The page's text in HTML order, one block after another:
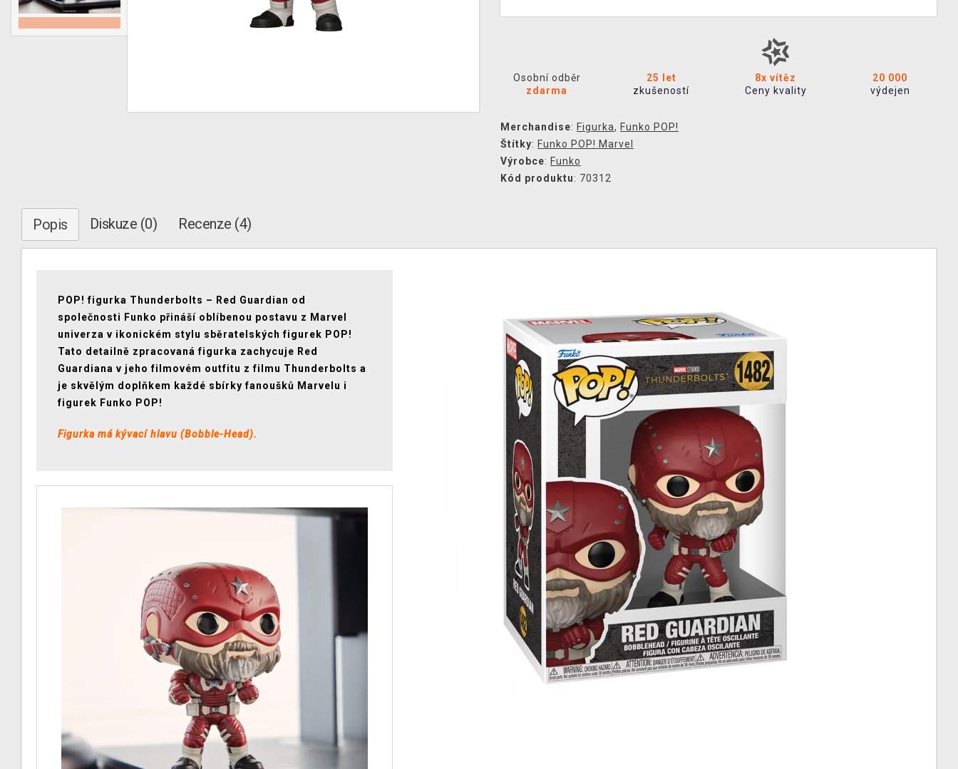
Osobní odběr
zdarma
25 let
zkušeností
8x vítěz
Ceny kvality
20 000
výdejen
Merchandise: Figurka, Funko POP!
Štítky: Funko POP! Marvel
Výrobce: Funko
Kód produktu: 70312
Popis Diskuze (0) Recenze (4)
POP! figurka Thunderbolts – Red Guardian od
společnosti Funko přináší oblíbenou postavu z Marvel
univerza v ikonickém stylu sběratelských figurek POP!
Tato detailně zpracovaná figurka zachycuje Red
Guardiana v jeho filmovém outfitu z filmu Thunderbolts a
je skvělým doplňkem každé sbírky fanoušků Marvelu i
figurek Funko POP!
Figurka má kývací hlavu (Bobble-Head).